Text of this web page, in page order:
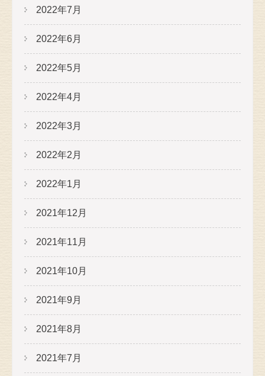
2022年7月
2022年6月
2022年5月
2022年4月
2022年3月
2022年2月
2022年1月
2021年12月
2021年11月
2021年10月
2021年9月
2021年8月
2021年7月